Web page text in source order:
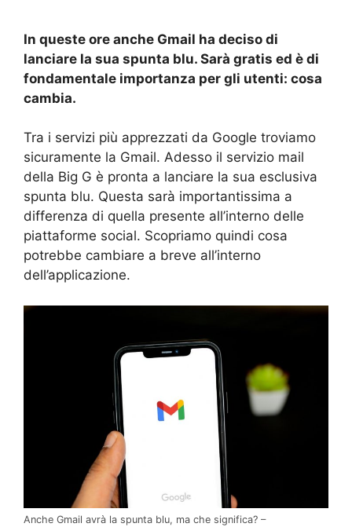
In queste ore anche Gmail ha deciso di
lanciare la sua spunta blu. Sarà gratis ed è di
fondamentale importanza per gli utenti: cosa
cambia.
Tra i servizi più apprezzati da Google troviamo
sicuramente la Gmail. Adesso il servizio mail
della Big G è pronta a lanciare la sua esclusiva
spunta blu. Questa sarà importantissima a
differenza di quella presente all’interno delle
piattaforme social. Scopriamo quindi cosa
potrebbe cambiare a breve all’interno
dell’applicazione.
Anche Gmail avrà la spunta blu, ma che significa? –